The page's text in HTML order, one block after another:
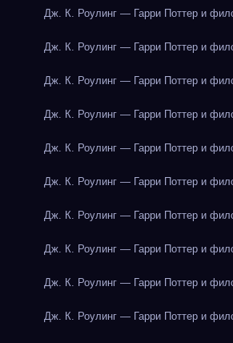
Дж. К. Роулинг — Гарри Поттер и
Дж. К. Роулинг — Гарри Поттер и
Дж. К. Роулинг — Гарри Поттер и
Дж. К. Роулинг — Гарри Поттер и
Дж. К. Роулинг — Гарри Поттер и
Дж. К. Роулинг — Гарри Поттер и
Дж. К. Роулинг — Гарри Поттер и
Дж. К. Роулинг — Гарри Поттер и
Дж. К. Роулинг — Гарри Поттер и
Дж. К. Роулинг — Гарри Поттер и